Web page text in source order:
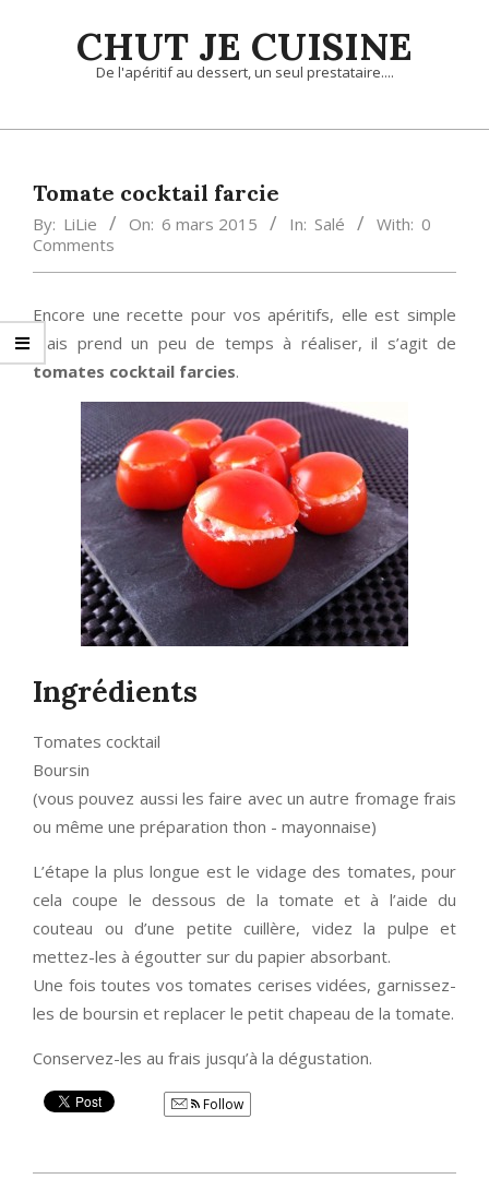
CHUT JE CUISINE
De l'apéritif au dessert, un seul prestataire....
Primary
MenuTomate cocktail farcie
By: LiLie On: 6 mars 2015 In: Salé With: 0
Comments
Encore une recette pour vos apéritifs, elle est simple
mais prend un peu de temps à réaliser, il s’agit de
tomates cocktail farcies.
Ingrédients
Tomates cocktail
Boursin
(vous pouvez aussi les faire avec un autre fromage frais
ou même une préparation thon - mayonnaise)
L’étape la plus longue est le vidage des tomates, pour
cela coupe le dessous de la tomate et à l’aide du
couteau ou d’une petite cuillère, videz la pulpe et
mettez-les à égoutter sur du papier absorbant.
Une fois toutes vos tomates cerises vidées, garnissez-
les de boursin et replacer le petit chapeau de la tomate.
Conservez-les au frais jusqu’à la dégustation.
Follow